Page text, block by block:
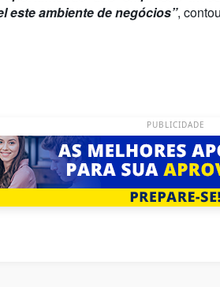
este ambiente de negócios”,
PUBLICIDADE